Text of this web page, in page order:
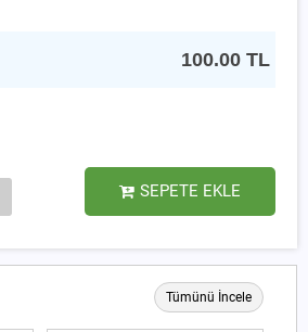
100.00 TL
SEPETE EKLE
Tümünü İncele